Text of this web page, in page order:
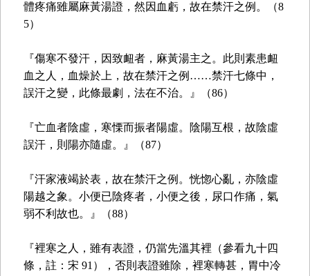
體疼痛雖屬麻黃湯證，然因血虧，故在禁汗之例。（8
5）
『傷寒不發汗，因致衄者，麻黃湯主之。此則素患衄
血之人，血燥於上，故在禁汗之例……禁汗七條中，
誤汗之變，此條最劇，法在不治。』（86）
『亡血者陰虛，寒慄而振者陽虛。陰陽互根，故陰虛
誤汗，則陽亦隨虛。』（87）
『汗家液竭於表，故在禁汗之例。恍惚心亂，亦陰虛
陽越之象。小便已陰疼者，小便之後，尿口作痛，氣
弱不利故也。』（88）
『裡寒之人，雖有表證，仍當先溫其裡（參看九十四
條，註：宋 91），否則表證雖除，裡寒轉甚，胃中冷